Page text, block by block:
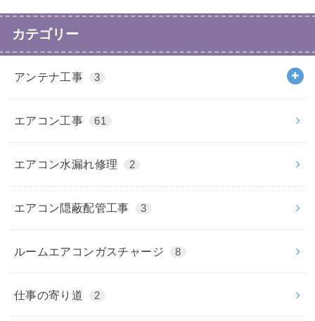
カテゴリー
アンテナ工事 3
エアコン工事 61
エアコン水漏れ修理 2
エアコン隠蔽配管工事 3
ルームエアコンガスチャージ 8
仕事の寄り道 2